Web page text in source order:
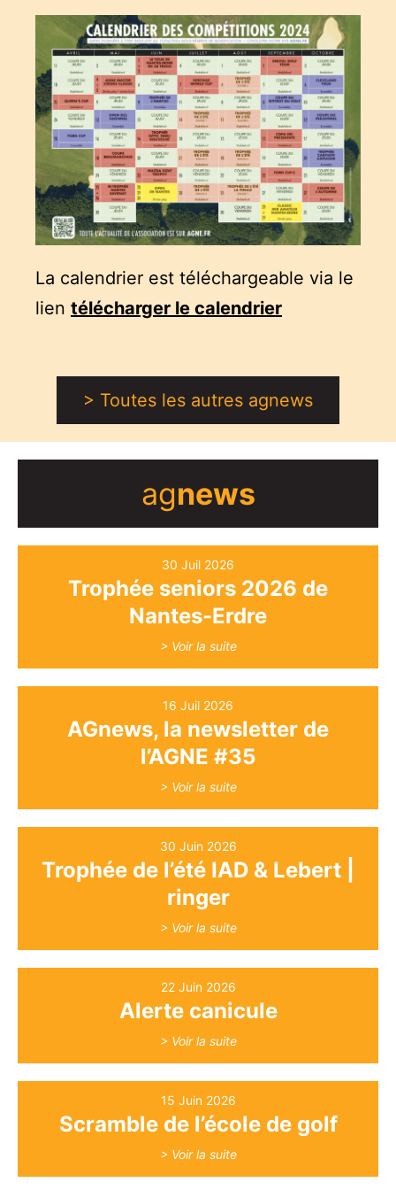
agnews
30 Juil 2026
Trophée seniors 2026 de
Nantes-Erdre
> Voir la suite
16 Juil 2026
AGnews, la newsletter de
l’AGNE #35
> Voir la suite
30 Juin 2026
Trophée de l’été IAD & Lebert |
ringer
> Voir la suite
22 Juin 2026
Alerte canicule
> Voir la suite
15 Juin 2026
Scramble de l’école de golf
> Voir la suite
La calendrier est téléchargeable via le
lien télécharger le calendrier
> Toutes les autres agnews